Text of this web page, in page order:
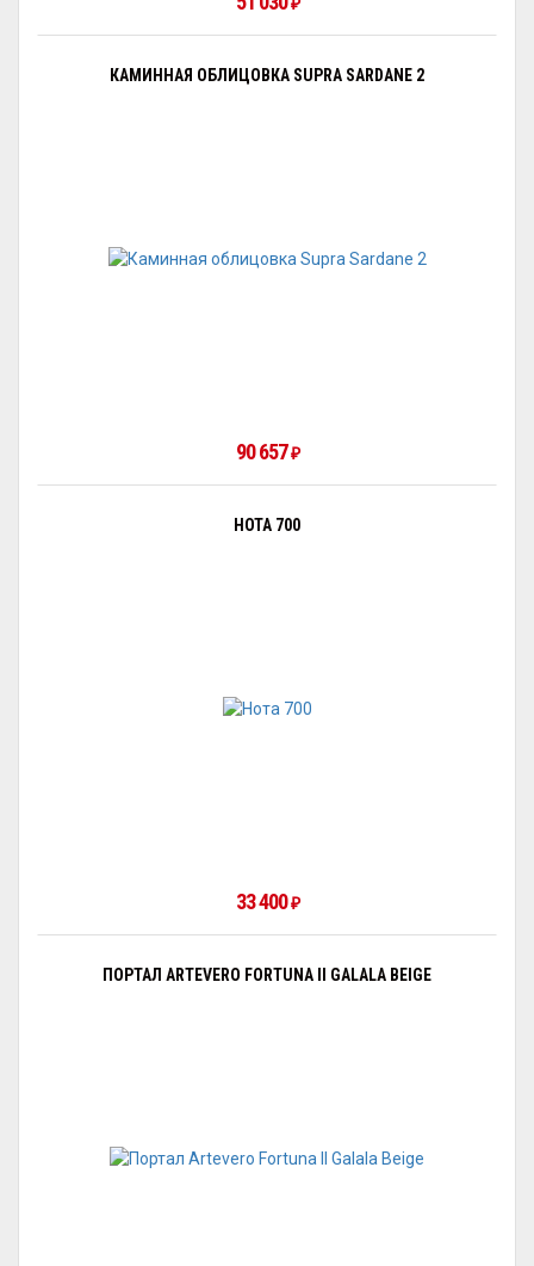
КАМИННАЯ ОБЛИЦОВКА SUPRA SARDANE 2
90 657₽
НОТА 700
33 400₽
ПОРТАЛ ARTEVERO FORTUNA II GALALA BEIGE